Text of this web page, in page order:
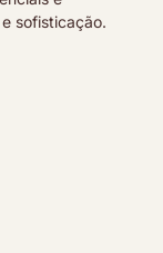
sofisticação.